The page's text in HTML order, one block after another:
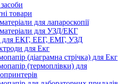
товари
для лапароскопії
для УЗД/ЕКГ
для ЕКГ, ЕЕГ, ЕМГ, УЗД
для Екг
(діаграмна стрічка) для Екг
(термоплівки) для